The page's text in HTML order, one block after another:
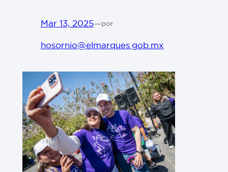
Mar 13, 2025—por
hosornio@elmarques.gob.mx